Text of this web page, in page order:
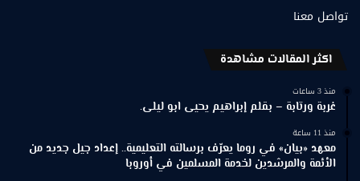
تواصل معنا
اكثر المقالات مشاهدة
منذ 3 ساعات
غربة ورتابة – بقلم إبراهيم يحيى ابو ليلى.
منذ 11 ساعة
معهد «بيان» في روما يعرّف برسالته التعليمية.. إعداد جيل جديد من
الأئمة والمرشدين لخدمة المسلمين في أوروبا